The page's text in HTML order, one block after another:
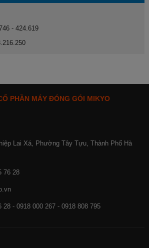
- 424.619
PHẦN MÁY ĐÓNG GÓI MIKYO
Lai Xá, Phường Tây Tựu, Thành Phố Hà
76 28
28 - 0918 000 267 - 0918 808 795